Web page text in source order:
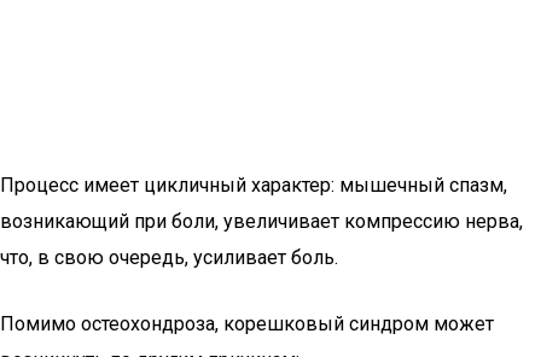
Процесс имеет цикличный характер: мышечный спазм,
возникающий при боли, увеличивает компрессию нерва,
что, в свою очередь, усиливает боль.
Помимо остеохондроза, корешковый синдром может